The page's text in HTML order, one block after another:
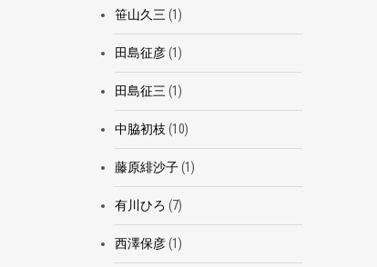
笹山久三 (1)
田島征彦(1)
田島征三 (1)
中脇初枝 (10)
藤原緋沙子(1)
有川ひろ (7)
西澤保彦(1)